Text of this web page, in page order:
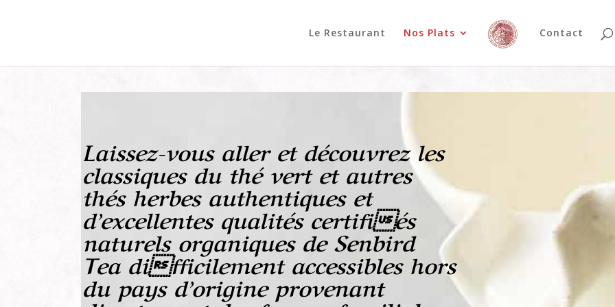
Le Restaurant Nos Plats Contact
Laissez-vous aller et découvrez les
classiques du thé vert et autres
thés herbes authentiques et
d’excellentes qualités certifiés
naturels organiques de Senbird
Tea difficilement accessibles hors
du pays d’origine provenant